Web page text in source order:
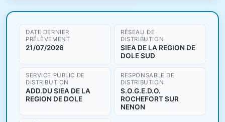
Résultats de qualité de l'eau
DATE DERNIER
PRÉLÈVEMENT
21/07/2026
RÉSEAU DE
DISTRIBUTION
SIEA DE LA REGION DE
DOLE SUD
SERVICE PUBLIC DE
DISTRIBUTION
ADD.DU SIEA DE LA
REGION DE DOLE
RESPONSABLE DE
DISTRIBUTION
S.O.G.E.D.O.
ROCHEFORT SUR
NENON